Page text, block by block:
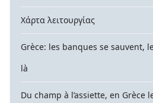
Χάρτα λειτουργίας
Grèce: les banques se sauvent,
là
Du champ à l’assiette, en Grèce